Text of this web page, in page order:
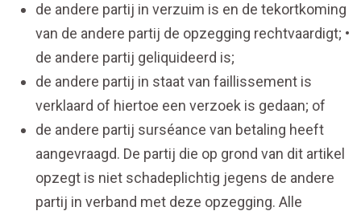
de andere partij in verzuim is en de tekortkoming
van de andere partij de opzegging rechtvaardigt; •
de andere partij geliquideerd is;
de andere partij in staat van faillissement is
verklaard of hiertoe een verzoek is gedaan; of
de andere partij surséance van betaling heeft
aangevraagd. De partij die op grond van dit artikel
opzegt is niet schadeplichtig jegens de andere
partij in verband met deze opzegging. Alle